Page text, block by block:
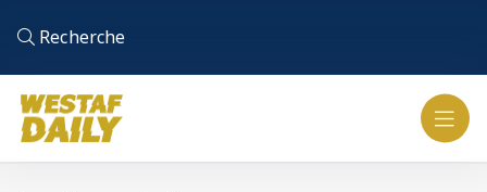
Recherche